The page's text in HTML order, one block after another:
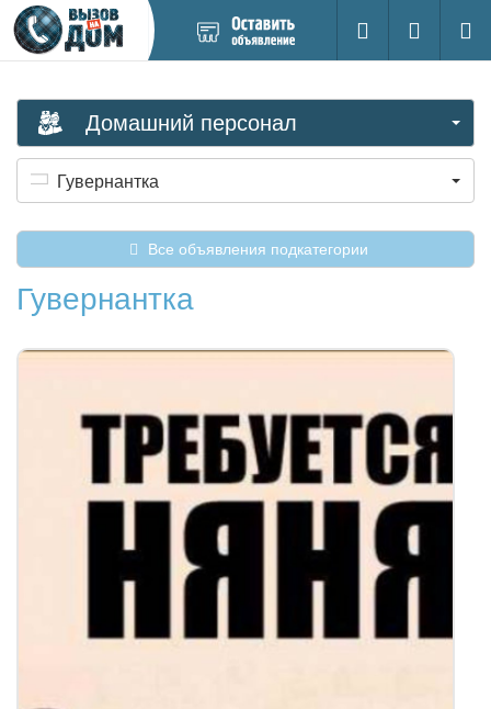
новое
Поиск
Вход на
Домашний персонал
Гувернантка
Все объявления подкатегории
Гувернантка